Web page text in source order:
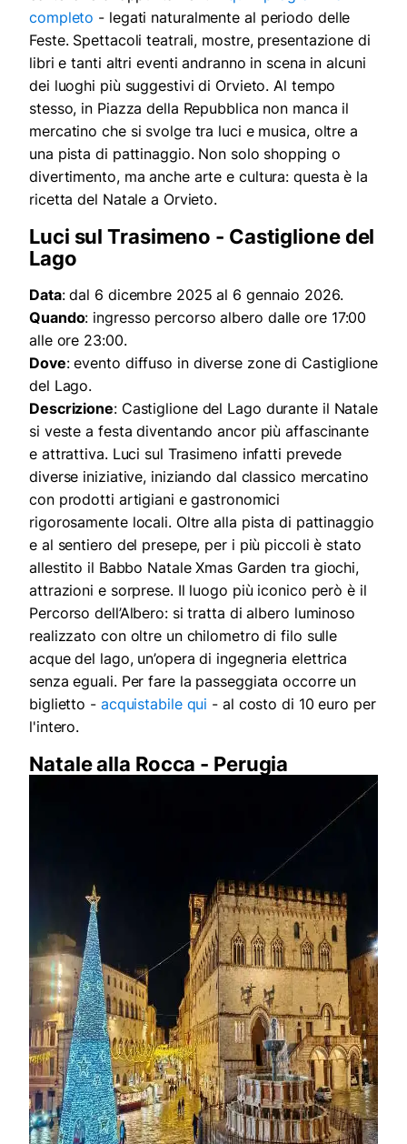
completo - legati naturalmente al periodo delle
Feste. Spettacoli teatrali, mostre, presentazione di
libri e tanti altri eventi andranno in scena in alcuni
dei luoghi più suggestivi di Orvieto. Al tempo
stesso, in Piazza della Repubblica non manca il
mercatino che si svolge tra luci e musica, oltre a
una pista di pattinaggio. Non solo shopping o
divertimento, ma anche arte e cultura: questa è la
ricetta del Natale a Orvieto.
Luci sul Trasimeno - Castiglione del
Lago
Data: dal 6 dicembre 2025 al 6 gennaio 2026.
Quando: ingresso percorso albero dalle ore 17:00
alle ore 23:00.
Dove: evento diffuso in diverse zone di Castiglione
del Lago.
Descrizione: Castiglione del Lago durante il Natale
si veste a festa diventando ancor più affascinante
e attrattiva. Luci sul Trasimeno infatti prevede
diverse iniziative, iniziando dal classico mercatino
con prodotti artigiani e gastronomici
rigorosamente locali. Oltre alla pista di pattinaggio
e al sentiero del presepe, per i più piccoli è stato
allestito il Babbo Natale Xmas Garden tra giochi,
attrazioni e sorprese. Il luogo più iconico però è il
Percorso dell’Albero: si tratta di albero luminoso
realizzato con oltre un chilometro di filo sulle
acque del lago, un’opera di ingegneria elettrica
senza eguali. Per fare la passeggiata occorre un
biglietto - acquistabile qui - al costo di 10 euro per
l'intero.
Natale alla Rocca - Perugia